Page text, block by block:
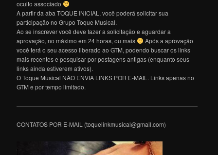
oculto associado
A partir da aba TOQUE INICIAL, você poderá solicitar sua
participação no Grupo Toque Musical.
Ao se inscrever você deve fazer a solicitação e aguardar a
aprovação, no máximo em 24 horas, ou mais
Após a aprovação
você terá o seu acesso liberado ao GTM, podendo buscar os links
mais recentes e pesquisar por postagens antigas (enquanto seus
links ainda estiverem ativos).
O Toque Musical NÃO ENVIA LINKS POR E-MAIL. Links apenas no
GTM e por tempo limitado.
———————————————————————————————
CONTATOS POR E-MAIL (toquelinkmusical@gmail.com)